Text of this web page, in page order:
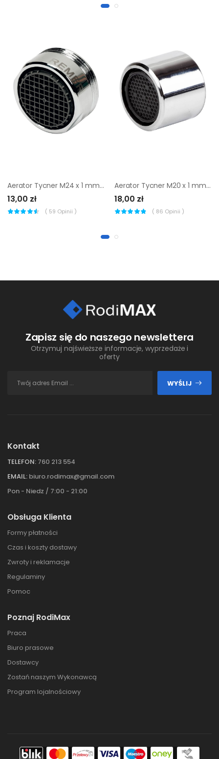
Aerator Tycner M24 x 1 mm gwint zewnętrzny antykamienny
13,00 zł
( 59 Opinii )
Aerator Tycner M20 x 1 mm gwint wewnętrzny
18,00 zł
( 86 Opinii )
Zapisz się do naszego newslettera
Otrzymuj najświeższe informacje, wyprzedaże i
oferty
WYŚLIJ
Kontakt
TELEFON: 760 213 554
EMAIL: biuro.rodimax@gmail.com
Pon - Niedz / 7:00 - 21:00
Obsługa Klienta
Formy płatności
Czas i koszty dostawy
Zwroty i reklamacje
Regulaminy
Pomoc
Poznaj RodiMax
Praca
Biuro prasowe
Dostawcy
Zostań naszym Wykonawcą
Program lojalnościowy